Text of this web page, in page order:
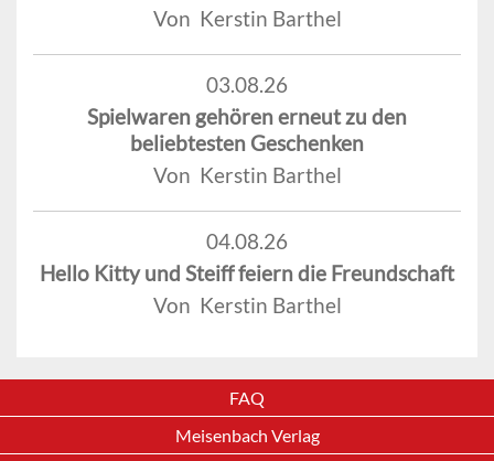
Von Kerstin Barthel
03.08.26
Spielwaren gehören erneut zu den
beliebtesten Geschenken
Von Kerstin Barthel
04.08.26
Hello Kitty und Steiff feiern die Freundschaft
Von Kerstin Barthel
FAQ
Meisenbach Verlag